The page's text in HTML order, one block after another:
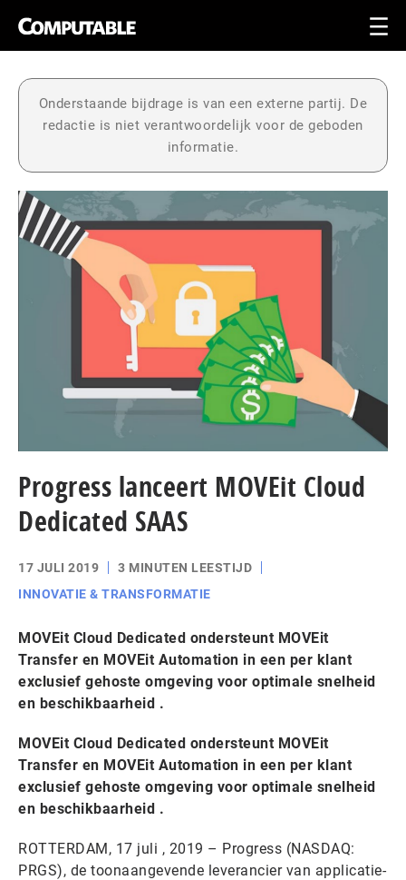
Onderstaande bijdrage is van een externe partij. De
redactie is niet verantwoordelijk voor de geboden
informatie.
Progress lanceert MOVEit Cloud
Dedicated SAAS
17 JULI 2019
3 MINUTEN LEESTIJD
INNOVATIE & TRANSFORMATIE
MOVEit Cloud Dedicated ondersteunt MOVEit
Transfer en MOVEit Automation in een per klant
exclusief gehoste omgeving voor optimale snelheid
en beschikbaarheid .
MOVEit Cloud Dedicated ondersteunt MOVEit
Transfer en MOVEit Automation in een per klant
exclusief gehoste omgeving voor optimale snelheid
en beschikbaarheid .
ROTTERDAM, 17 juli , 2019 – Progress (NASDAQ:
PRGS), de toonaangevende leverancier van applicatie-